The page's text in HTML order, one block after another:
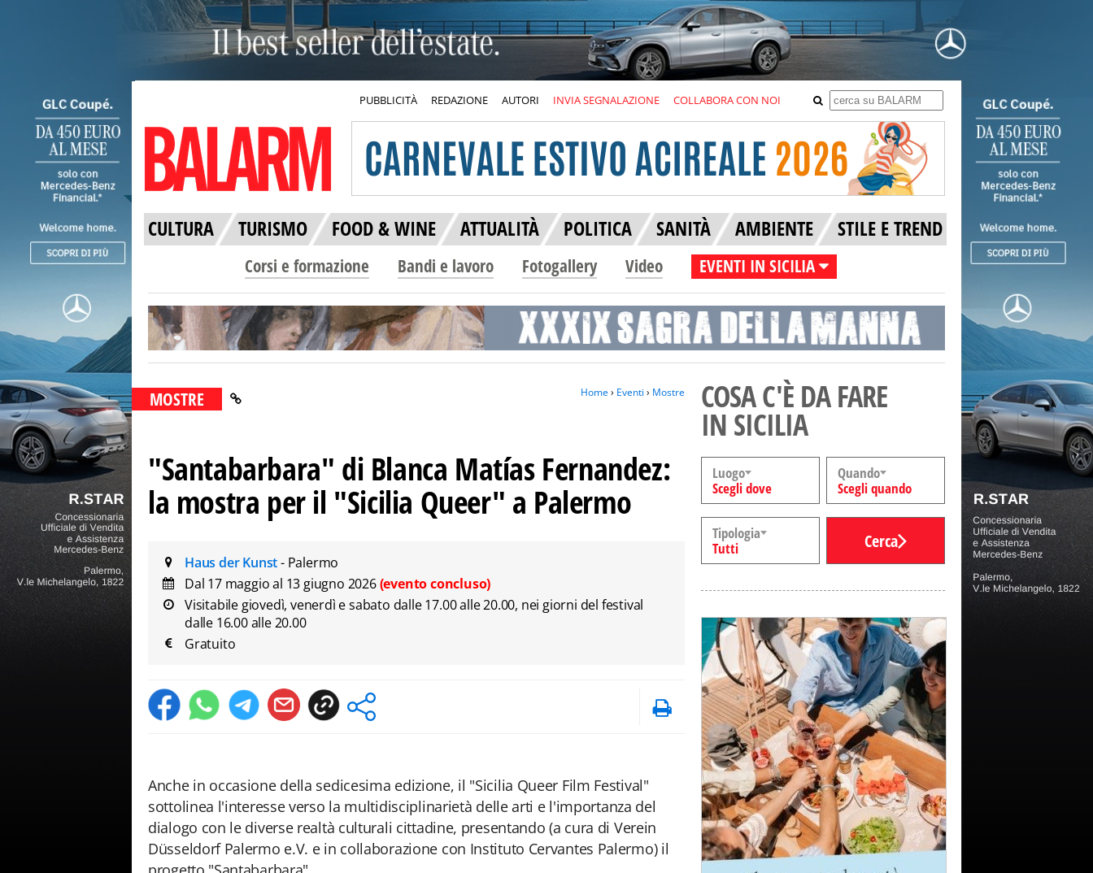
PUBBLICITÀ REDAZIONE AUTORI INVIA SEGNALAZIONE COLLABORA CON NOI
CULTURA TURISMO FOOD & WINE ATTUALITÀ POLITICA SANITÀ AMBIENTE STILE E TREND
Corsi e formazione Bandi e lavoro Fotogallery Video EVENTI IN SICILIA
MOSTRE Home› Eventi › Mostre
"Santabarbara" di Blanca Matías Fernandez:
la mostra per il "Sicilia Queer" a Palermo
Haus der Kunst- Palermo
Dal 17 maggio al 13 giugno 2026(evento concluso)
Visitabile giovedì, venerdì e sabato dalle 17.00 alle 20.00, nei giorni del festival
dalle 16.00 alle 20.00
Gratuito
Anche in occasione della sedicesima edizione, il "Sicilia Queer Film Festival"
sottolinea l'interesse verso la multidisciplinarietà delle arti e l'importanza del
dialogo con le diverse realtà culturali cittadine, presentando (a cura di Verein
Düsseldorf Palermo e.V. e in collaborazione con Instituto Cervantes Palermo) il
COSA C'È DA FARE
IN SICILIA
Luogo
Scegli dove
Quando
Scegli quando
Tipologia
Tutti
Cerca